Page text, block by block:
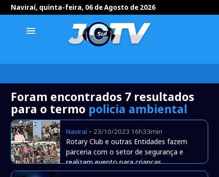
Naviraí, quinta-feira, 06 de Agosto de 2026
menu
Foram encontrados 7 resultados
para o termo policia ambiental
Naviraí- 23/10/2023 16h33min
Rotary Club e outras Entidades fazem
parceria com o setor de segurança e
realizam evento para crianças